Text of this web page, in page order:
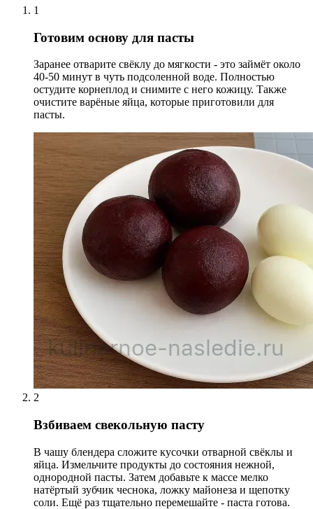
1
Готовим основу для пасты
Заранее отварите свёклу до мягкости - это займёт около
40-50 минут в чуть подсоленной воде. Полностью
остудите корнеплод и снимите с него кожицу. Также
очистите варёные яйца, которые приготовили для
пасты.
2
Взбиваем свекольную пасту
В чашу блендера сложите кусочки отварной свёклы и
яйца. Измельчите продукты до состояния нежной,
однородной пасты. Затем добавьте к массе мелко
натёртый зубчик чеснока, ложку майонеза и щепотку
соли. Ещё раз тщательно перемешайте - паста готова.